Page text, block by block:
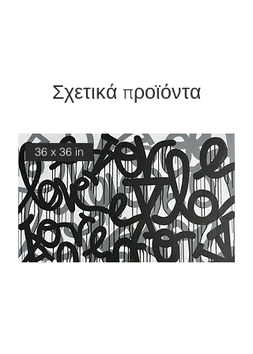
Σχετικά προϊόντα
36 x 36 in